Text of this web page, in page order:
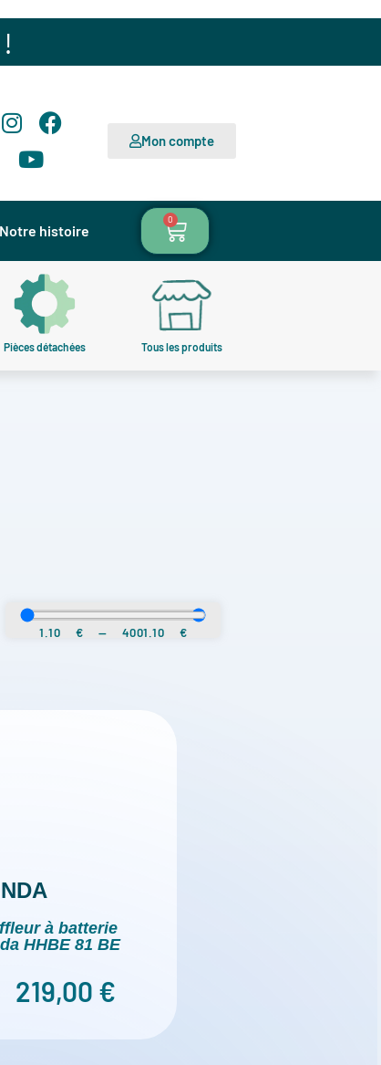
Mon compte
Notre histoire
0
Pièces détachées
Pièces détachées Tous les produits
Tous les produits
1.10 € — 4001.10 €
à batterie
HHBE 81 BE
219,00 €